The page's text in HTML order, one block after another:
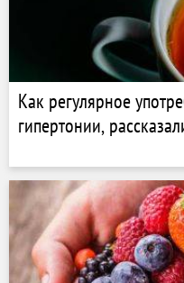
Как регулярное
гипертонии,